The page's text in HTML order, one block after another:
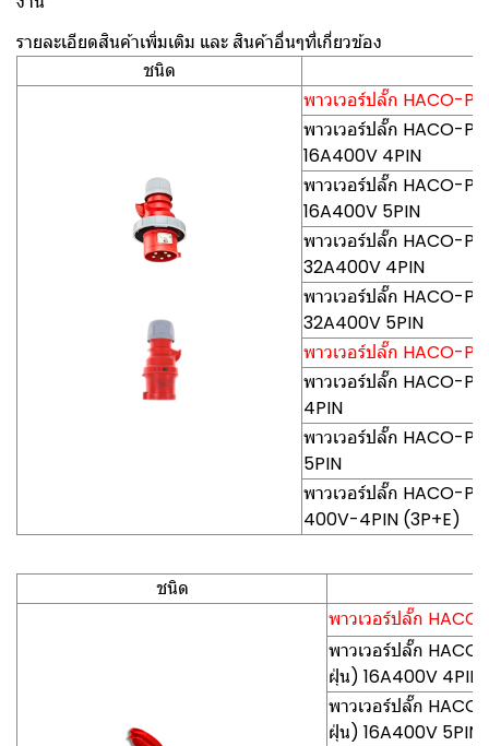
รายละเอียดสินค้าเพิ่มเติม และ สินค้าอื่นๆที่เกี่ยวข้อง
ชนิด
พาวเวอร์ปลั๊ก HACO-
พาวเวอร์ปลั๊ก HACO-
16A400V 4PIN
พาวเวอร์ปลั๊ก HACO-
16A400V 5PIN
พาวเวอร์ปลั๊ก HACO-
32A400V 4PIN
พาวเวอร์ปลั๊ก HACO-
32A400V 5PIN
พาวเวอร์ปลั๊ก HACO-
พาวเวอร์ปลั๊ก HACO-
4PIN
พาวเวอร์ปลั๊ก HACO-
5PIN
พาวเวอร์ปลั๊ก HACO-
400V-4PIN (3P+E)
ชนิด
พาวเวอร์ปลั๊ก
พาวเวอร์ปลั๊ก
ฝุ่น) 16A400V 4PIN
พาวเวอร์ปลั๊ก
ฝุ่น) 16A400V 5PIN